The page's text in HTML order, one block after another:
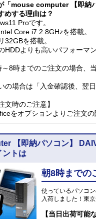
「mouse computer 【即納
めする理由は？
Proです。
Core i7 2.8GHzを搭載。
32GBを搭載。
HDDよりも高いパフォーマ
～8時までのご注文の場合、
の場合は「入金確認後、翌
文時のご注意】
をオプションよりご注文
【即納パソコン】
ントは
朝8時までの
使っているパソコ
入荷しました！東
【当日出荷可能